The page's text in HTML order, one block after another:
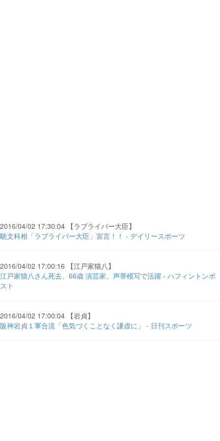
2016/04/02 17:30:04 【ラブライバー大臣】
馳文科相「ラブライバー大臣」宣言！！ - デイリースポーツ
2016/04/02 17:00:16 【江戸家猫八】
江戸家猫八さん死去、66歳 演芸家、声帯模写で活躍 - ハフィントンポ
スト
2016/04/02 17:00:04 【岩貞】
阪神岩貞１軍合流「色気づくことなく謙虚に」 - 日刊スポーツ